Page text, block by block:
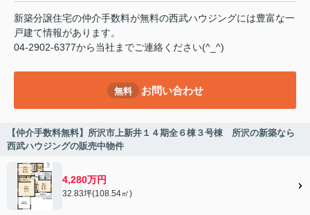
新築分譲住宅の仲介手数料が無料の西武ハウジングには豊富な一
戸建て情報があります。
04-2902-6377から当社までご連絡ください(^_^)
無料 お問い合わせ
【仲介手数料無料】所沢市上新井１４期全６棟３号棟 所沢の新築なら
西武ハウジングの販売中物件
4,280万円
32.83坪(108.54㎡)